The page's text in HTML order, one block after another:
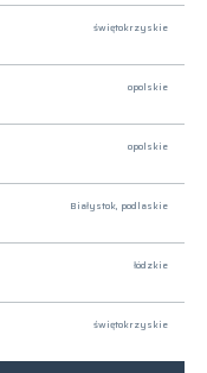
świętokrzyskie
opolskie
opolskie
Białystok, podlaskie
łódzkie
świętokrzyskie